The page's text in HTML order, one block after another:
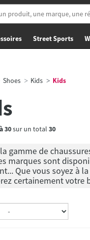
Street Sports
Shoes Kids Kids
30sur un total 30
gamme de
marques sont
Que vous soyez à
certainement votre